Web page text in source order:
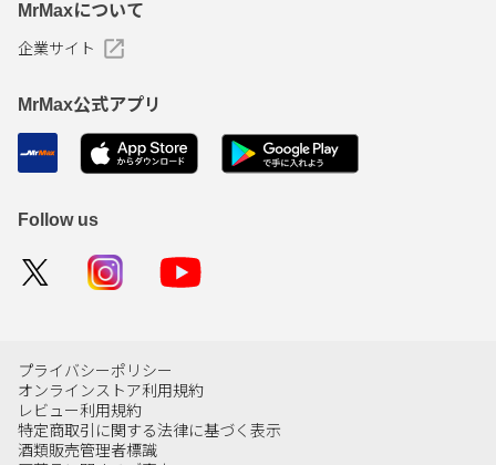
MrMaxについて
企業サイト
MrMax公式アプリ
Follow us
プライバシーポリシー
オンラインストア利用規約
レビュー利用規約
特定商取引に関する法律に基づく表示
酒類販売管理者標識